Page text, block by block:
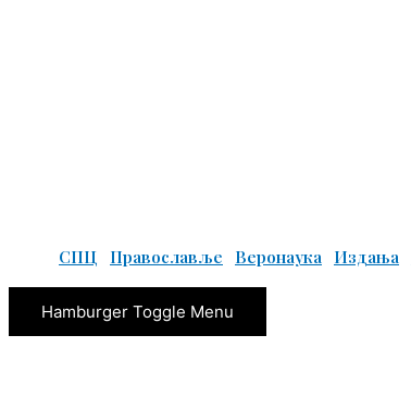
СПЦ Православље Веронаука Издања
Hamburger Toggle Menu